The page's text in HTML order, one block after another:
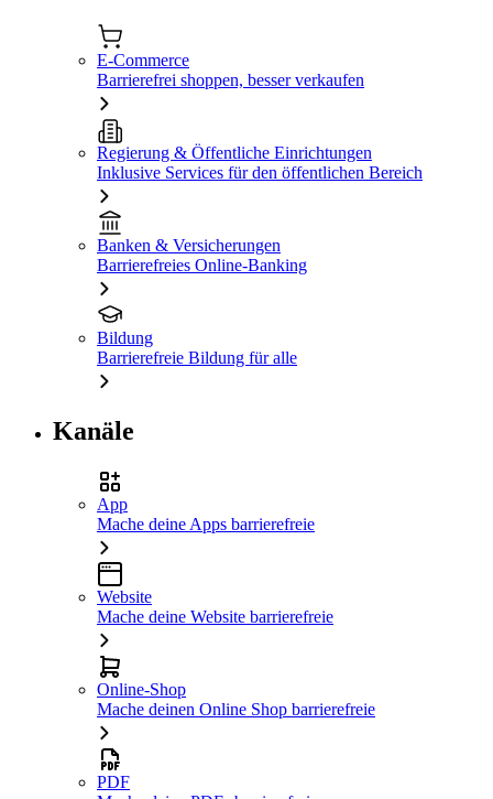
E-Commerce
Barrierefrei shoppen, besser verkaufen
Regierung & Öffentliche Einrichtungen
Inklusive Services für den öffentlichen Bereich
Banken & Versicherungen
Barrierefreies Online-Banking
Bildung
Barrierefreie Bildung für alle
Kanäle
App
Mache deine Apps barrierefreie
Website
Mache deine Website barrierefreie
Online-Shop
Mache deinen Online Shop barrierefreie
PDF